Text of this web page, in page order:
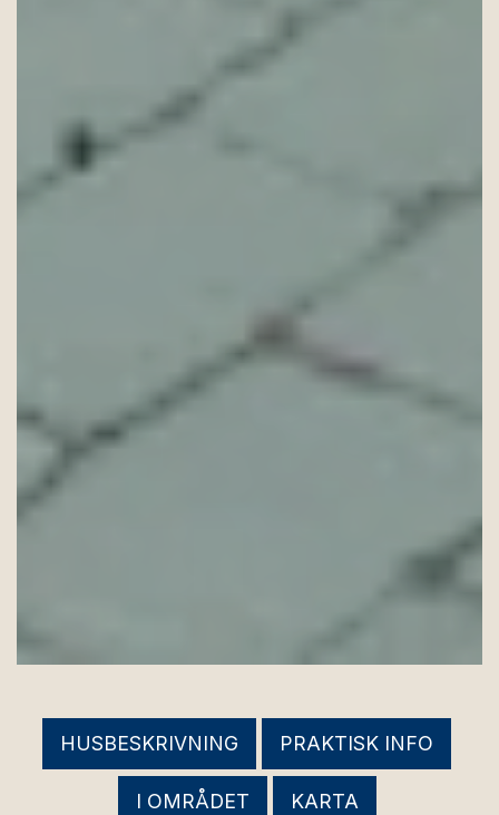
HUSBESKRIVNING PRAKTISK INFO
I OMRÅDET KARTA